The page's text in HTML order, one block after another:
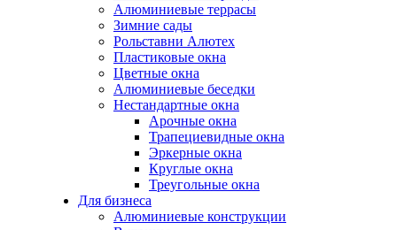
Алюминиевые террасы
Зимние сады
Рольставни Алютех
Пластиковые окна
Цветные окна
Алюминиевые беседки
Нестандартные окна
Арочные окна
Трапециевидные окна
Эркерные окна
Круглые окна
Треугольные окна
Для бизнеса
Алюминиевые конструкции